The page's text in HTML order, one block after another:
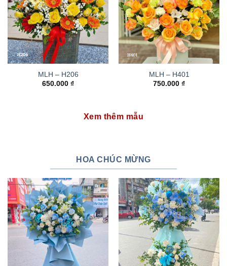
MLH – H206
650.000 ₫
MLH – H401
750.000 ₫
Xem thêm mẫu
HOA CHÚC MỪNG